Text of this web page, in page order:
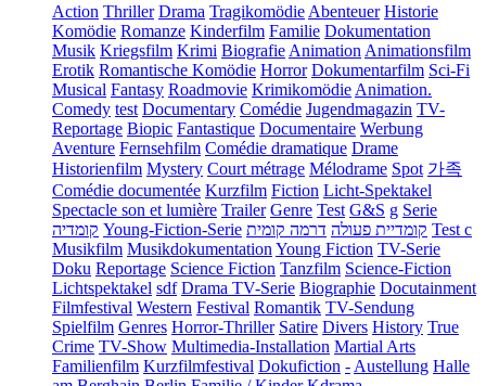
Action Thriller Drama Tragikomödie Abenteuer Historie
Komödie Romanze Kinderfilm Familie Dokumentation
Musik Kriegsfilm Krimi Biografie Animation Animationsfilm
Erotik Romantische Komödie Horror Dokumentarfilm Sci-Fi
Musical Fantasy Roadmovie Krimikomödie Animation.
Comedy test Documentary Comédie Jugendmagazin TV-
Reportage Biopic Fantastique Documentaire Werbung
Aventure Fernsehfilm Comédie dramatique Drame
Historienfilm Mystery Court métrage Mélodrame Spot 가족
Comédie documentée Kurzfilm Fiction Licht-Spektakel
Spectacle son et lumière Trailer Genre Test G&S g Serie
קומדיה Young-Fiction-Serie קומדיית פעולה דרמה קומית
Test c
Musikfilm Musikdokumentation Young Fiction TV-Serie
Doku Reportage Science Fiction Tanzfilm Science-Fiction
Lichtspektakel sdf Drama TV-Serie Biographie Docutainment
Filmfestival Western Festival Romantik TV-Sendung
Spielfilm Genres Horror-Thriller Satire Divers History True
Crime TV-Show Multimedia-Installation Martial Arts
Familienfilm Kurzfilmfestival Dokufiction - Austellung Halle